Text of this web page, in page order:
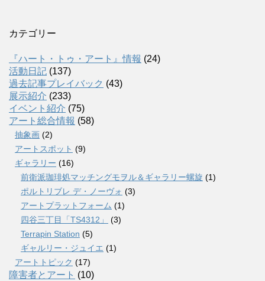
カテゴリー
『ハート・トゥ・アート』情報 (24)
活動日記 (137)
過去記事プレイバック (43)
展示紹介 (233)
イベント紹介 (75)
アート総合情報 (58)
抽象画 (2)
アートスポット (9)
ギャラリー (16)
前衛派珈琲処マッチングモヲル＆ギャラリー螺旋 (1)
ポルトリブレ デ・ノーヴォ (3)
アートプラットフォーム (1)
四谷三丁目「TS4312」
(3)
Terrapin Station (5)
ギャルリー・ジュイエ (1)
アートトピック (17)
障害者とアート (10)